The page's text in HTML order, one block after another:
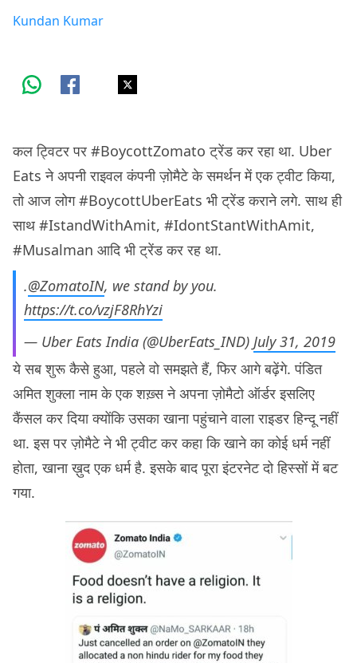
Kundan Kumar
कल ट्विटर पर #BoycottZomato ट्रेंड कर रहा था. Uber
Eats ने अपनी राइवल कंपनी ज़ोमैटे के समर्थन में एक ट्वीट किया,
तो आज लोग #BoycottUberEats भी ट्रेंड कराने लगे. साथ ही
साथ #IstandWithAmit, #IdontStantWithAmit,
#Musalman आदि भी ट्रेंड कर रह था.
.@ZomatoIN, we stand by you.
https://t.co/vzjF8RhYzi
— Uber Eats India (@UberEats_IND) July 31, 2019
ये सब शुरू कैसे हुआ, पहले वो समझते हैं, फिर आगे बढ़ेंगे. पंडित
अमित शुक्ला नाम के एक शख़्स ने अपना ज़ोमैटो ऑर्डर इसलिए
कैंसल कर दिया क्योंकि उसका खाना पहुंचाने वाला राइडर हिन्दू नहीं
था. इस पर ज़ोमैटे ने भी ट्वीट कर कहा कि खाने का कोई धर्म नहीं
होता, खाना ख़ुद एक धर्म है. इसके बाद पूरा इंटरनेट दो हिस्सों में बट
गया.